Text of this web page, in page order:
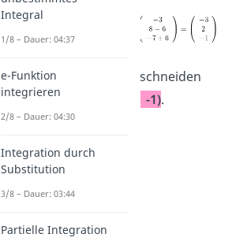
Die Geraden g und h schneiden
sich imPunkt (-3 | 2 | -1).
Integral
1/8 – Dauer: 04:37
e-Funktion
integrieren
2/8 – Dauer: 04:30
Integration durch
Substitution
3/8 – Dauer: 03:44
Partielle Integration